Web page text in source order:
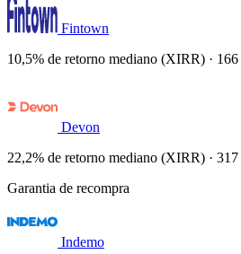
Fintown
10,5% de retorno mediano (XIRR) ·
Devon
22,2% de retorno mediano (XIRR) ·
Garantia de recompra
Indemo